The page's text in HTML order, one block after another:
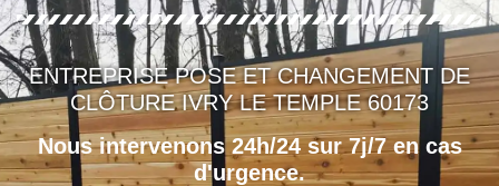
ENTREPRISE POSE ET CHANGEMENT DE
CLÔTURE IVRY LE TEMPLE 60173
Nous intervenons 24h/24 sur 7j/7 en cas
d'urgence.